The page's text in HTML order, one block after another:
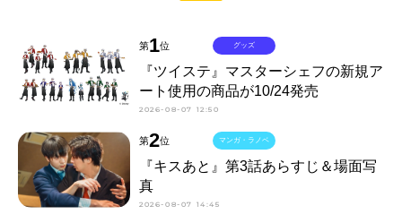
第1位
『ツイステ』マスターシェフの新規ア
ート使用の商品が10/24発売
2026-08-07 12:50
グッズ
第2位
『キスあと』第3話あらすじ＆場面写
真
2026-08-07 14:45
マンガ・ラノベ